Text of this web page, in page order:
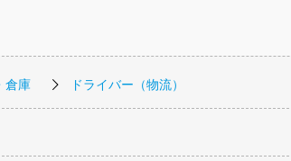
倉庫 ドライバー（物流）